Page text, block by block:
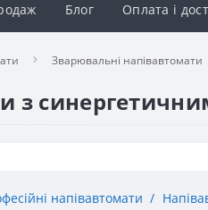
Блог Оплата і
Зварювальні напівавтомати
з
напівавтомати